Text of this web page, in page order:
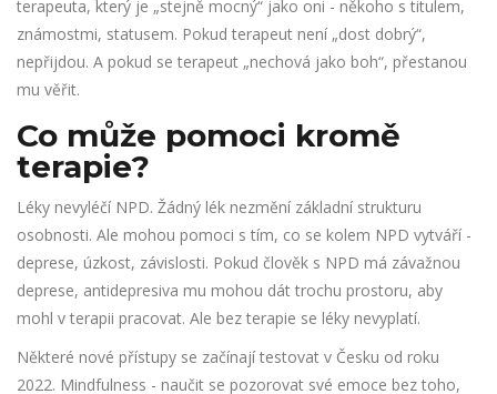
terapeuta, který je „stejně mocný“ jako oni - někoho s titulem,
známostmi, statusem. Pokud terapeut není „dost dobrý“,
nepřijdou. A pokud se terapeut „nechová jako boh“, přestanou
mu věřit.
Co může pomoci kromě
terapie?
Léky nevyléčí NPD. Žádný lék nezmění základní strukturu
osobnosti. Ale mohou pomoci s tím, co se kolem NPD vytváří -
deprese, úzkost, závislosti. Pokud člověk s NPD má závažnou
deprese, antidepresiva mu mohou dát trochu prostoru, aby
mohl v terapii pracovat. Ale bez terapie se léky nevyplatí.
Některé nové přístupy se začínají testovat v Česku od roku
2022. Mindfulness - naučit se pozorovat své emoce bez toho,